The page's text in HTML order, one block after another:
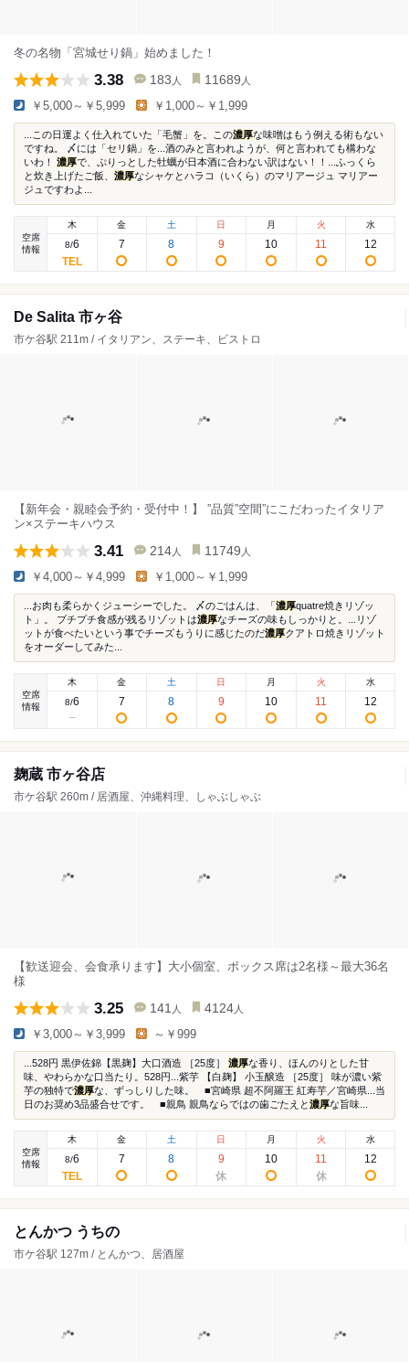
冬の名物「宮城せり鍋」始めました！
3.38 183 人 11689 人
￥5,000～￥5,999 ￥1,000～￥1,999
...この日運よく仕入れていた「毛蟹」を。この濃厚な味噌はもう例える術もない
ですね。 〆には「セリ鍋」を...酒のみと言われようが、何と言われても構わな
いわ！ 濃厚で、ぷりっとした牡蠣が日本酒に合わない訳はない！！...ふっくら
と炊き上げたご飯、 濃厚なシャケとハラコ（いくら）のマリアージュ マリアー
ジュですわよ...
空席
情報
木
8/6
金
7
土
8
日
9
月
10
火
11
水
12
De Salita 市ヶ谷
市ケ谷駅 211m / イタリアン、ステーキ、ビストロ
【新年会・親睦会予約・受付中！】 ”品質”空間”にこだわったイタリア
ン×ステーキハウス
3.41 214 人 11749 人
￥4,000～￥4,999 ￥1,000～￥1,999
...お肉も柔らかくジューシーでした。 〆のごはんは、「濃厚quatre焼きリゾッ
ト」。 プチプチ食感が残るリゾットは濃厚なチーズの味もしっかりと。...リゾ
ットが食べたいという事でチーズもうりに感じたのだ濃厚クアトロ焼きリゾット
をオーダーしてみた...
空席
情報
木
8/6
金
7
土
8
日
9
月
10
火
11
水
12
麹蔵 市ヶ谷店
市ケ谷駅 260m / 居酒屋、沖縄料理、しゃぶしゃぶ
【歓送迎会、会食承ります】大小個室、ボックス席は2名様～最大36名
様
3.25 141 人 4124 人
￥3,000～￥3,999 ～￥999
...528円 黒伊佐錦【黒麹】大口酒造 ［25度］ 濃厚な香り、ほんのりとした甘
味、やわらかな口当たり。528円...紫芋 【白麹】 小玉醸造 ［25度］ 味が濃い紫
芋の独特で濃厚な、ずっしりした味。 ■宮崎県 超不阿羅王 紅寿芋／宮崎県...当
日のお奨め3品盛合せです。 ■親鳥 親鳥ならではの歯ごたえと濃厚な旨味...
空席
情報
木
8/6
金
7
土
8
日
9
月
10
火
11
水
12
とんかつ うちの
市ケ谷駅 127m / とんかつ、居酒屋